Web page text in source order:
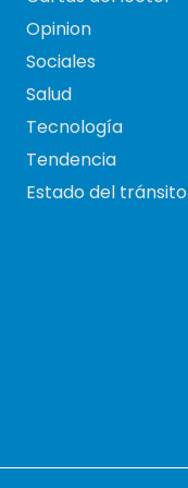
Opinion
Sociales
Salud
Tecnología
Tendencia
Estado del tránsito